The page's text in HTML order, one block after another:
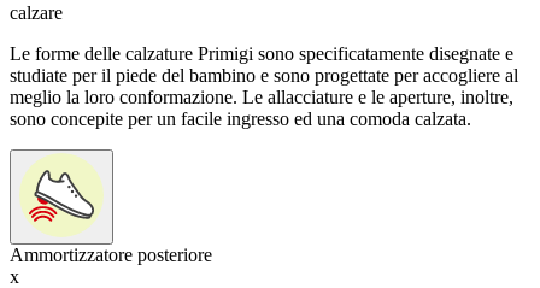
calzare
Le forme delle calzature Primigi sono specificatamente disegnate e
studiate per il piede del bambino e sono progettate per accogliere al
meglio la loro conformazione. Le allacciature e le aperture, inoltre,
sono concepite per un facile ingresso ed una comoda calzata.
Ammortizzatore posteriore
x